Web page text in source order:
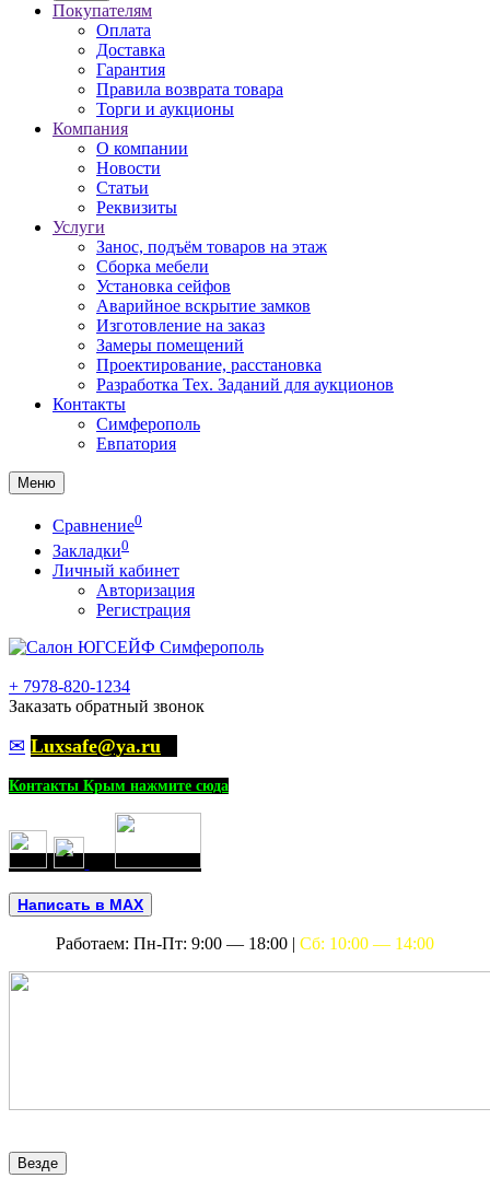
Покупателям
Оплата
Доставка
Гарантия
Правила возврата товара
Торги и аукционы
Компания
О компании
Новости
Статьи
Реквизиты
Услуги
Занос, подъём товаров на этаж
Сборка мебели
Установка сейфов
Аварийное вскрытие замков
Изготовление на заказ
Замеры помещений
Проектирование, расстановка
Разработка Тех. Заданий для аукционов
Контакты
Симферополь
Евпатория
Меню
Сравнение0
Закладки0
Личный кабинет
Авторизация
Регистрация
+ 7978-820-1234
Заказать обратный звонок
✉ Luxsafe@ya.ru
Контакты Крым нажмите сюда
Написать в MAX
Работаем: Пн-Пт: 9:00 — 18:00 | Сб: 10:00 — 14:00
Везде